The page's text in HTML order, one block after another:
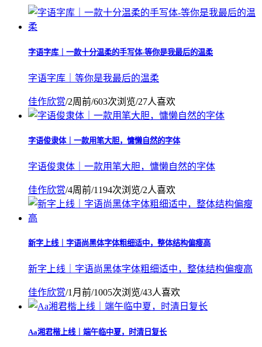
字语字库｜一款十分温柔的手写体-等你是我最后的温柔
字语字库｜等你是我最后的温柔
佳作欣赏/2周前/603次浏览/27人喜欢
字语俊隶体｜一款用笔大胆，慵懒自然的字体
字语俊隶体｜一款用笔大胆，慵懒自然的字体
佳作欣赏/4周前/1194次浏览/2人喜欢
新字上线｜字语尚黑体字体粗细适中，整体结构偏瘦高
新字上线｜字语尚黑体字体粗细适中，整体结构偏瘦高
佳作欣赏/1月前/1005次浏览/43人喜欢
Aa湘君楷上线｜端午临中夏，时清日复长